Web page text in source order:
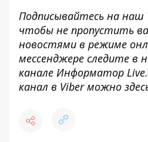
Подписывайтесь на наш
чтобы не пропустить
новостями в режиме
мессенджере следите в
канале Информатор Live
канал в Viber можно